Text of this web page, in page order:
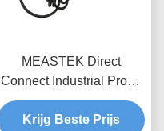
MEASTEK Direct
Connect Industrial Probe
LCTD-serie Lage
frequentie Flexible
Krijg Beste Prijs